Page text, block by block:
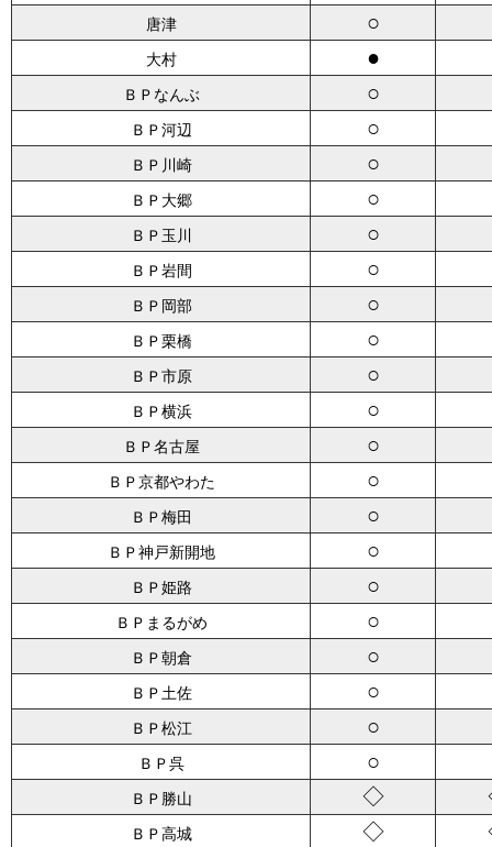
唐津 ○
大村 ●
ＢＰなんぶ ○
ＢＰ河辺 ○
ＢＰ川崎 ○
ＢＰ大郷 ○
ＢＰ玉川 ○
ＢＰ岩間 ○
ＢＰ岡部 ○
ＢＰ栗橋 ○
ＢＰ市原 ○
ＢＰ横浜 ○
ＢＰ名古屋 ○
ＢＰ京都やわた ○
ＢＰ梅田 ○
ＢＰ神戸新開地 ○
ＢＰ姫路 ○
ＢＰまるがめ ○
ＢＰ朝倉 ○
ＢＰ土佐 ○
ＢＰ松江 ○
ＢＰ呉 ○
ＢＰ勝山 ◇
ＢＰ高城 ◇